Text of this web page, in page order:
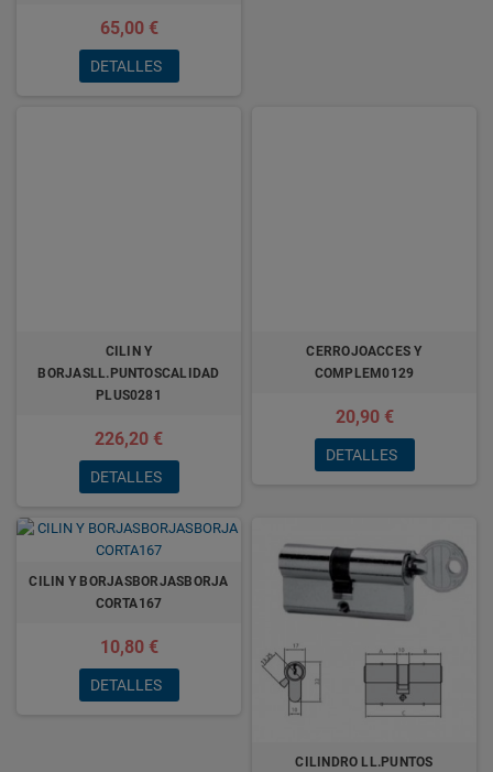
65,00 €
DETALLES
CILIN Y
BORJASLL.PUNTOSCALIDAD
PLUS0281
226,20 €
DETALLES
CERROJOACCES Y
COMPLEM0129
20,90 €
DETALLES
CILIN Y BORJASBORJASBORJA
CORTA167
10,80 €
DETALLES
CILINDRO LL.PUNTOS